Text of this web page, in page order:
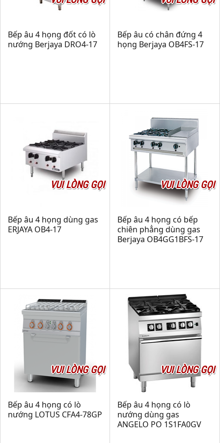
Bếp âu 4 họng đốt có lò
nướng Berjaya DRO4-17
Bếp âu có chân đứng 4
họng Berjaya OB4FS-17
VUI LÒNG GỌI
Bếp âu 4 họng dùng gas
ERJAYA OB4-17
VUI LÒNG GỌI
Bếp âu 4 họng có bếp
chiên phẳng dùng gas
Berjaya OB4GG1BFS-17
VUI LÒNG GỌI
Bếp âu 4 họng có lò
nướng LOTUS CFA4-78GP
VUI LÒNG GỌI
Bếp âu 4 họng có lò
nướng dùng gas
ANGELO PO 1S1FA0GV